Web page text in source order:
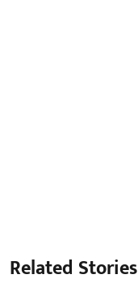
Related Stories